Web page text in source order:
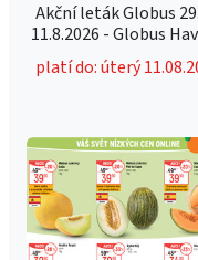
Akční leták Globus
11.8.2026 - Globus
platí do: úterý